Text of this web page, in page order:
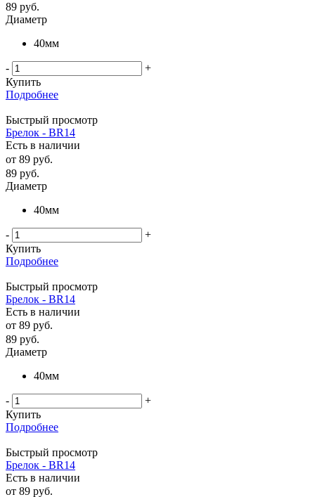
89 руб.
Диаметр
40мм
-
+
Купить
Подробнее
Быстрый просмотр
Брелок - BR14
Есть в наличии
от 89 руб.
89 руб.
Диаметр
40мм
-
+
Купить
Подробнее
Быстрый просмотр
Брелок - BR14
Есть в наличии
от 89 руб.
89 руб.
Диаметр
40мм
-
+
Купить
Подробнее
Быстрый просмотр
Брелок - BR14
Есть в наличии
от 89 руб.